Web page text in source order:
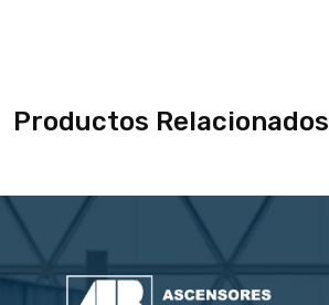
Productos Relacionados